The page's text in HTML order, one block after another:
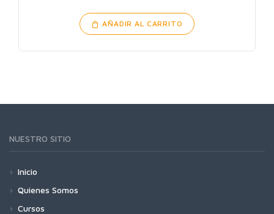
AÑADIR AL CARRITO
NUESTRO SITIO
Inicio
Quienes Somos
Cursos